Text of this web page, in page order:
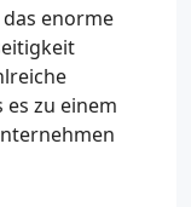
enorme
zu einem